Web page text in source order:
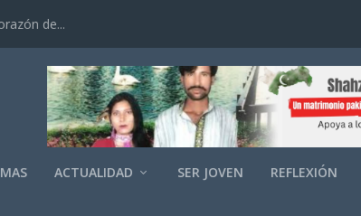
de...
ACTUALIDAD SER JOVEN REFLEXIÓN